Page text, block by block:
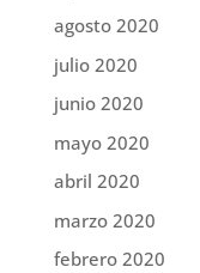
agosto 2020
julio 2020
junio 2020
mayo 2020
abril 2020
marzo 2020
febrero 2020